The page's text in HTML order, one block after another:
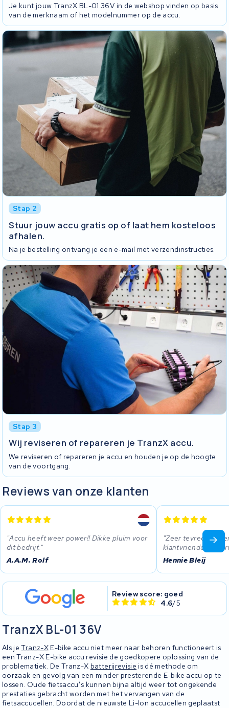
Je kunt jouw TranzX BL-01 36V in de webshop vinden op basis
van de merknaam of het modelnummer op de accu.
Stap 2
Stuur jouw accu gratis op of laat hem kosteloos
afhalen.
Na je bestelling ontvang je een e-mail met verzendinstructies.
Stap 3
Wij reviseren of repareren je TranzX accu.
We reviseren of repareren je accu en houden je op de hoogte
van de voortgang.
Reviews van onze klanten
Accu heeft weer power!! Dikke pluim voor
dit bedrijf.
A.A.M. Rolf
Zeer tevreden
klantvriendelijk,
Hennie Bleij
Review score: goed
4.6/5
TranzX BL-01 36V
Als jeTranz-XE-bike accu niet meer naar behoren functioneert is
een Tranz-X E-bike accu revisie de goedkopere oplossing van de
problematiek. De Tranz-X batterijrevisie is dé methode om
oorzaak en gevolg van een minder presterende E-bike accu op te
lossen. Oude fietsaccu’s kunnen bijna altijd weer tot ongekende
prestaties gebracht worden met het vervangen van de
fietsaccucellen. Doordat de nieuwste Li-Ion accucellen geplaatst